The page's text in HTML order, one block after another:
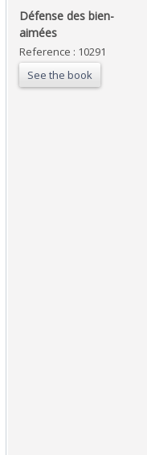
‎Défense des bien-
aimées‎
Reference : 10291
See the book